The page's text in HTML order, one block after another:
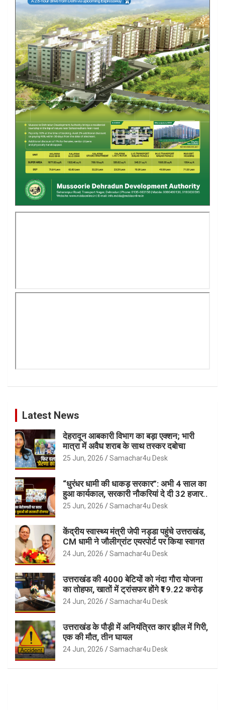
Latest News
देहरादून आबकारी विभाग का बड़ा एक्शन; भारी
मात्रा में अवैध शराब के साथ तस्कर दबोचा
25 Jun, 2026 Samachar4u Desk
“धुरंधर धामी की धाकड़ सरकार”: अभी 4 साल का
हुआ कार्यकाल, सरकारी नौकरियां दे दी 32 हजार..
25 Jun, 2026 Samachar4u Desk
केंद्रीय स्वास्थ्य मंत्री जेपी नड्डा पहुंचे उत्तराखंड,
CM धामी ने जौलीग्रांट एयरपोर्ट पर किया स्वागत
24 Jun, 2026 Samachar4u Desk
उत्तराखंड की 4000 बेटियों को नंदा गौरा योजना
का तोहफा, खातों में ट्रांसफर होंगे ₹19.22 करोड़
24 Jun, 2026 Samachar4u Desk
उत्तराखंड के पौड़ी में अनियंत्रित कार झील में गिरी,
एक की मौत, तीन घायल
24 Jun, 2026 Samachar4u Desk